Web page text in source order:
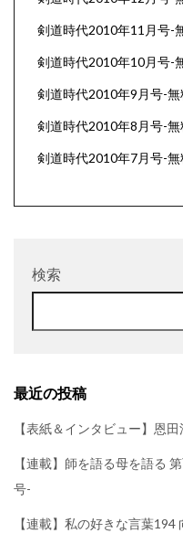
剣道時代2010年11月号-
剣道時代2010年10月号-
剣道時代2010年9月号-無
剣道時代2010年8月号-無
剣道時代2010年7月号-無
検索
最近の投稿
【表紙＆インタビュー】恩
【連載】師を語る母を語る
号-
【連載】私の好きな言葉